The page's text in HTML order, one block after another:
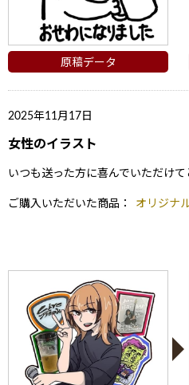
原稿データ
2025年11月17日
女性のイラスト
いつも送った方に喜んでいただけて
ご購入いただいた商品： オリジナ